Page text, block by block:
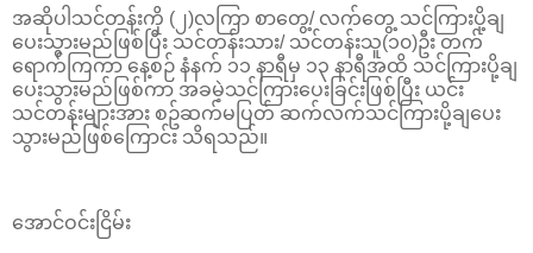
အဆိုပါသင်တန်းကို (၂)လကြာ စာတွေ့/ လက်တွေ့ သင်ကြားပို့ချ
ပေးသွားမည်ဖြစ်ပြီး သင်တန်းသား/ သင်တန်းသူ(၁၀)ဦး တက်
ရောက်ကြကာ နေ့စဉ် နံနက် ၁၁ နာရီမှ ၁၃ နာရီအထိ သင်ကြားပို့ချ
ပေးသွားမည်ဖြစ်ကာ အခမဲ့သင်ကြားပေးခြင်းဖြစ်ပြီး ယင်း
သင်တန်းများအား စဥ်ဆက်မပြတ် ဆက်လက်သင်ကြားပို့ချပေး
သွားမည်ဖြစ်ကြောင်း သိရသည်။
အောင်ဝင်းငြိမ်း